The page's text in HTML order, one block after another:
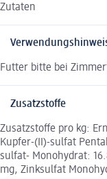
Zutaten
Futter bitte bei
Zusatzstoffe
Zusatzstoffe pro kg:
Kupfer-(II)-sulfat
sulfat- Monohydrat:
mg, Zinksulfat